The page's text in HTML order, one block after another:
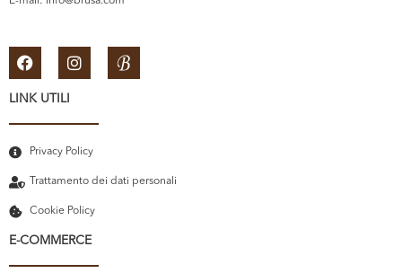
LINK UTILI
Privacy Policy
Trattamento dei dati personali
Cookie Policy
E-COMMERCE